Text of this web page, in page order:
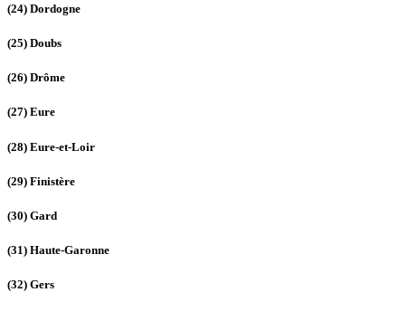
(24) Dordogne
(25) Doubs
(26) Drôme
(27) Eure
(28) Eure-et-Loir
(29) Finistère
(30) Gard
(31) Haute-Garonne
(32) Gers